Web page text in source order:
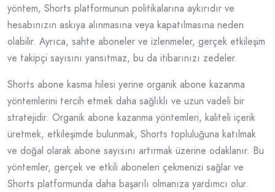
yöntem, Shorts platformunun politikalarına aykırıdır ve
hesabınızın askıya alınmasına veya kapatılmasına neden
olabilir. Ayrıca, sahte aboneler ve izlenmeler, gerçek etkileşim
ve takipçi sayısını yansıtmaz, bu da itibarınızı zedeler.
Shorts abone kasma hilesi yerine organik abone kazanma
yöntemlerini tercih etmek daha sağlıklı ve uzun vadeli bir
stratejidir. Organik abone kazanma yöntemleri, kaliteli içerik
üretmek, etkileşimde bulunmak, Shorts topluluğuna katılmak
ve doğal olarak abone sayısını artırmak üzerine odaklanır. Bu
yöntemler, gerçek ve etkili aboneleri çekmenizi sağlar ve
Shorts platformunda daha başarılı olmanıza yardımcı olur.